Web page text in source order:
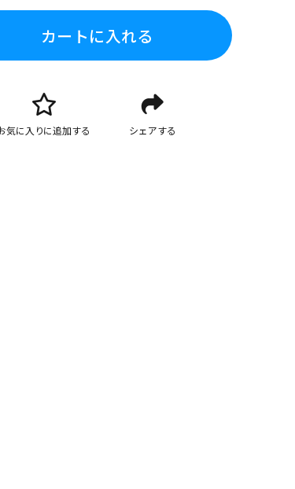
カートに入れる
気に入りに追加する シェアする